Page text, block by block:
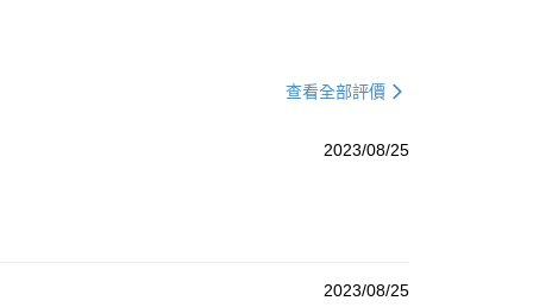
查看全部評價
2023/08/25
2023/08/25